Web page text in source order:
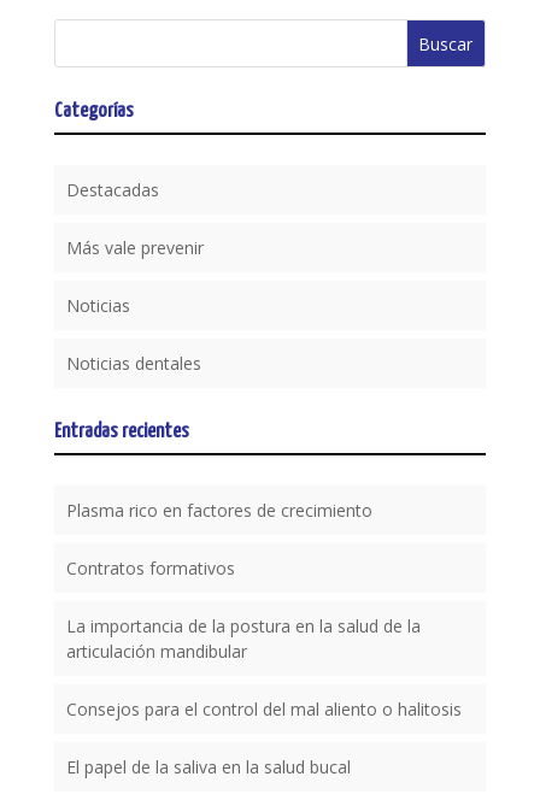
s
A
p
p
b
o
k
l l p
ar
r
Categorías
Destacadas
Más vale prevenir
Noticias
Noticias dentales
Entradas recientes
Plasma rico en factores de crecimiento
Contratos formativos
La importancia de la postura en la salud de la
articulación mandibular
Consejos para el control del mal aliento o halitosis
El papel de la saliva en la salud bucal